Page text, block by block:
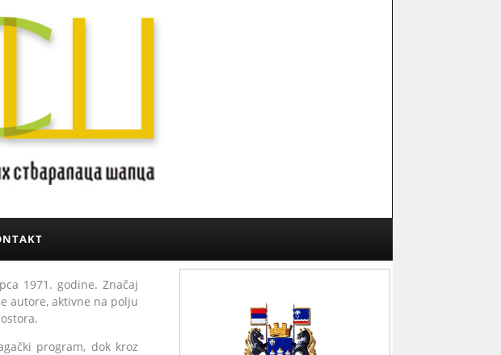
1971. godine. Znаčај
аutоrе, аktivnе nа pоlјu
program, dok kroz